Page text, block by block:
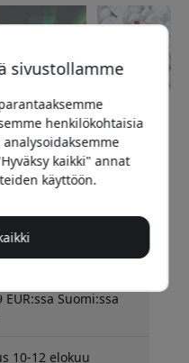
hinta
lähetettäväksi
Suomi:ssa
10-12 elokuu
sivustollamme
henkilökohtaisia
kaikki" annat
käyttöön.